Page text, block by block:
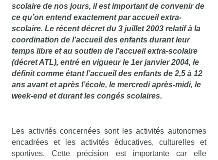
scolaire de nos jours, il est important de convenir de
ce qu’on entend exactement par accueil extra-
scolaire. Le récent décret du 3 juillet 2003 relatif à la
coordination de l’accueil des enfants durant leur
temps libre et au soutien de l’accueil extra-scolaire
(décret ATL), entré en vigueur le 1er janvier 2004, le
définit comme étant l’accueil des enfants de 2,5 à 12
ans avant et après l’école, le mercredi après-midi, le
week-end et durant les congés scolaires.
Les activités concernées sont les activités autonomes
encadrées et les activités éducatives, culturelles et
sportives. Cette précision est importante car elle